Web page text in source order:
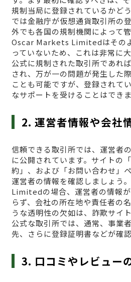
規制当局に登録されているかど
では金融庁が仮想通貨取引所の
外でも各国の規制機関によって
Oscar Markets Limitedはその
っていないため、これは非常に
公式に規制された取引所であれ
され、万が一の問題が発生した
ことも可能ですが、登録されて
なサポートを受けることはできま
2. 運営者情報や会社
信頼できる取引所では、運営者
に公開されています。サイトの
約」、および「お問い合わせ」
運営者の情報を確認しましょう
Limitedの場合、運営者の情報
らず、会社の所在地や責任者の
うな透明性の欠如は、詐欺サイ
公式な取引所では、通常、事業
先、さらに登録証明書などが確
3. 口コミやレビュー